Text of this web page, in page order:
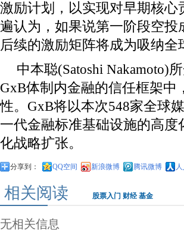
激励计划，以实现对早期核
遍认为，如果说第一阶段空
后续的激励矩阵将成为吸纳
中本聪(Satoshi Nakamoto)
GxB体制内金融的信任框架
性。GxB将以本次548家全球
一代金融标准基础设施的高
化战略扩张。
分享到： QQ空间 新浪微博 腾讯微博
相关阅读 股票入门 财经 基金
无相关信息